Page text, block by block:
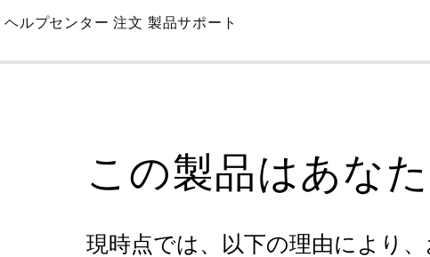
Skip
Main
ヘルプセンター 注文 製品サポート
この製品はあな
現時点では、以下の理由により